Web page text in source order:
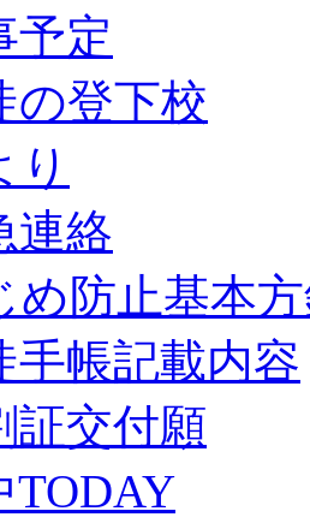
予定
の登下校
り
連絡
め防止基本
手帳記載内容
証交付願
TODAY